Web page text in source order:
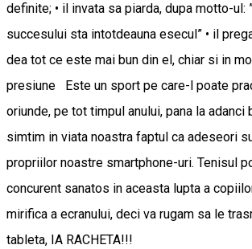
definite; • il invata sa piarda, dupa motto-ul:
succesului sta intotdeauna esecul” • il
dea tot ce este mai bun din el, chiar si in
presiune Este un sport pe care-l poate
oriunde, pe tot timpul anului, pana la adanci
simtim in viata noastra faptul ca adeseori
propriilor noastre smartphone-uri. Tenisul
concurent sanatos in aceasta lupta a
mirifica a ecranului, deci va rugam sa le
tableta, IA RACHETA!!!